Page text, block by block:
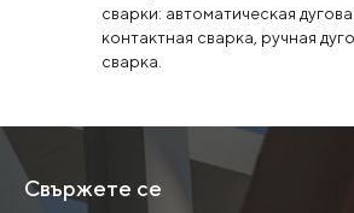
сварки: автоматическая
контактная сварка, ручная
сварка.
Свържете се